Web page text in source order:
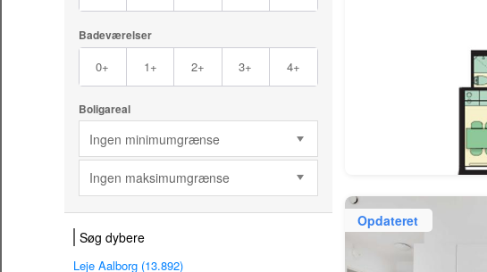
Badeværelser
0+ 1+ 2+ 3+ 4+
Boligareal
Ingen minimumgrænse
Ingen maksimumgrænse
Søg dybere
Leje Aalborg (13.892)
Opdateret